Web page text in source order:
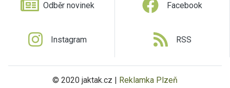
Odběr novinek Facebook
Instagram RSS
© 2020 jaktak.cz | Reklamka Plzeň